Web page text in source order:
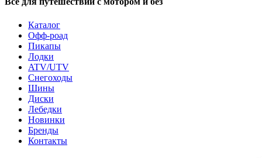
Каталог
Офф-роад
Пикапы
Лодки
ATV/UTV
Снегоходы
Шины
Диски
Лебедки
Новинки
Бренды
Контакты